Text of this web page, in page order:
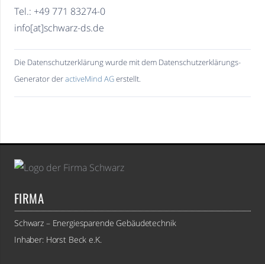
Tel.: +49 771 83274-0
info[at]schwarz-ds.de
Die Datenschutzerklärung wurde mit dem Datenschutzerklärungs-
Generator deractiveMind AGerstellt.
FIRMA
Schwarz – Energiesparende Gebäudetechnik
Inhaber: Horst Beck e.K.